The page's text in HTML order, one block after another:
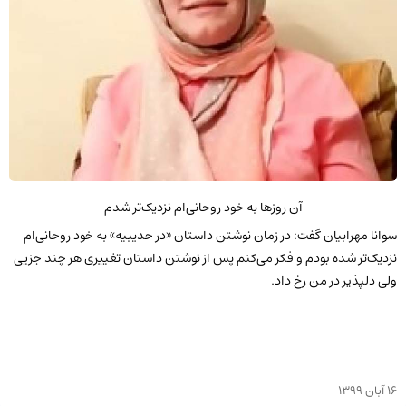
آن روزها به خود روحانی‌ام نزدیک‌تر شدم
سوانا مهرابیان گفت: در زمان نوشتن داستان «در حدیبیه» به خود روحانی‌ام
نزدیک‌تر شده بودم و فکر می‌کنم پس از نوشتن داستان تغییری هر چند جزیی
ولی دلپذیر در من رخ داد.
16 آبان 1399